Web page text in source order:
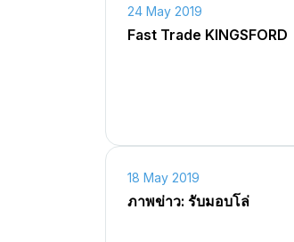
24 May 2019
Fast Trade KINGSFORD
18 May 2019
ภาพข่าว: รับมอบโล่